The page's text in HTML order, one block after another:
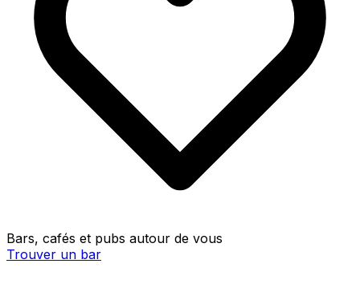
Bars, cafés et pubs autour de vous
Trouver un bar